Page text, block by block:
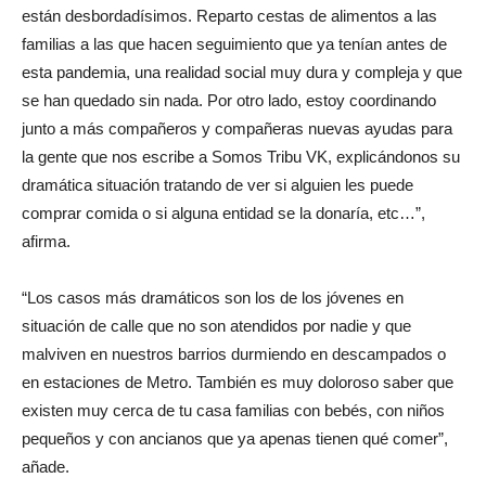
están desbordadísimos. Reparto cestas de alimentos a las
familias a las que hacen seguimiento que ya tenían antes de
esta pandemia, una realidad social muy dura y compleja y que
se han quedado sin nada. Por otro lado, estoy coordinando
junto a más compañeros y compañeras nuevas ayudas para
la gente que nos escribe a Somos Tribu VK, explicándonos su
dramática situación tratando de ver si alguien les puede
comprar comida o si alguna entidad se la donaría, etc…”,
afirma.
“Los casos más dramáticos son los de los jóvenes en
situación de calle que no son atendidos por nadie y que
malviven en nuestros barrios durmiendo en descampados o
en estaciones de Metro. También es muy doloroso saber que
existen muy cerca de tu casa familias con bebés, con niños
pequeños y con ancianos que ya apenas tienen qué comer”,
añade.